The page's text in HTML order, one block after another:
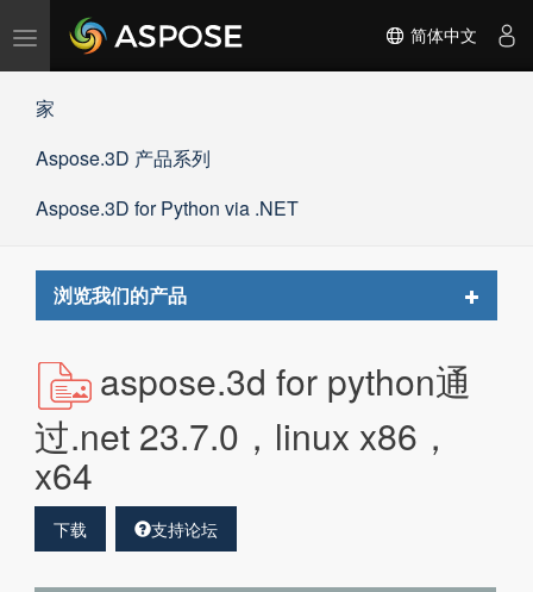
切
航
简体中文
家
Aspose.3D 产品系列
Aspose.3D for Python via .NET
浏览我们的产品
Toggle
aspose.3d for python通
过.net 23.7.0，linux x86，
x64
下载 支持论坛